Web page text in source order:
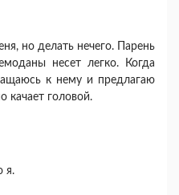
но делать нечего. Парень
несет легко. Когда
к нему и предлагаю
ка­чает головой.
я.